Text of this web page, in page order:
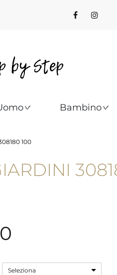
Bambino
100
Seleziona